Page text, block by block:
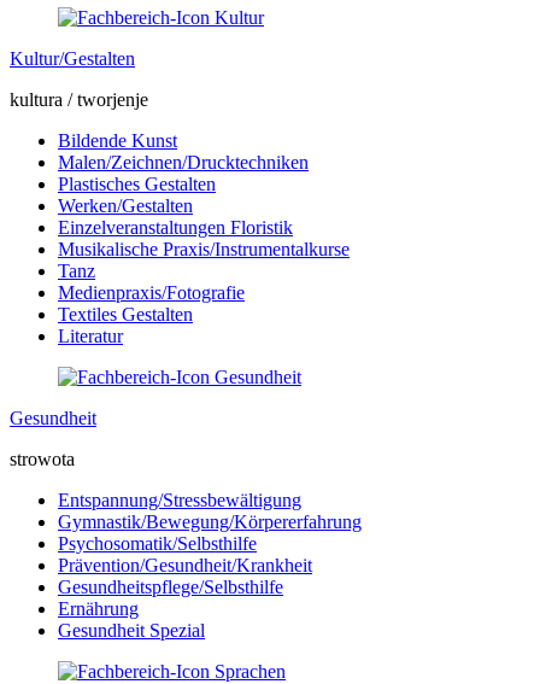
Kultur/Gestalten
kultura / tworjenje
Bildende Kunst
Malen/Zeichnen/Drucktechniken
Plastisches Gestalten
Werken/Gestalten
Einzelveranstaltungen Floristik
Musikalische Praxis/Instrumentalkurse
Tanz
Medienpraxis/Fotografie
Textiles Gestalten
Literatur
Gesundheit
strowota
Entspannung/Stressbewältigung
Gymnastik/Bewegung/Körpererfahrung
Psychosomatik/Selbsthilfe
Prävention/Gesundheit/Krankheit
Gesundheitspflege/Selbsthilfe
Ernährung
Gesundheit Spezial